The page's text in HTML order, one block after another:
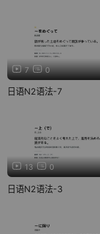
7 0
日语N2语法-7
13 0
日语N2语法-3